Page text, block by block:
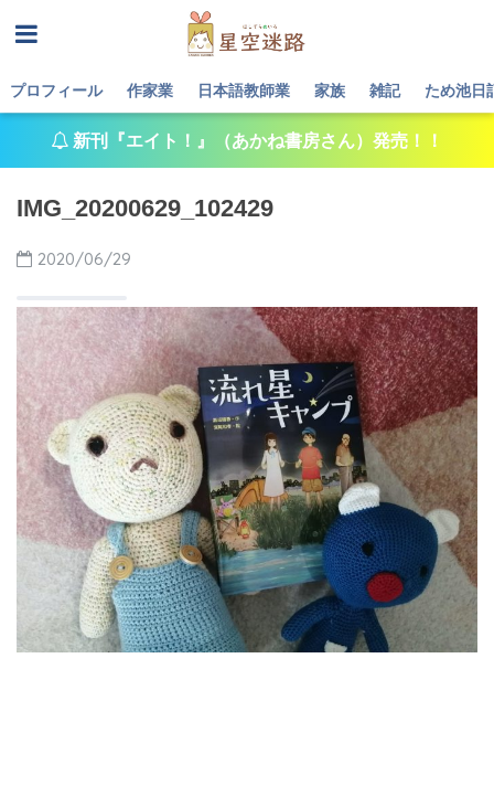
プロフィール 作家業 日本語教師業 家族 雑記 ため池日
新刊『エイト！』（あかね書房さん）発売！！
IMG_20200629_102429
2020/06/29